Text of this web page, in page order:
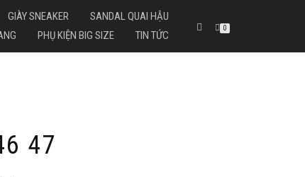
GIÀY SNEAKER
SANDAL QUAI HẬU
PHỤ KIỆN BIG SIZE TIN TỨC
0
47